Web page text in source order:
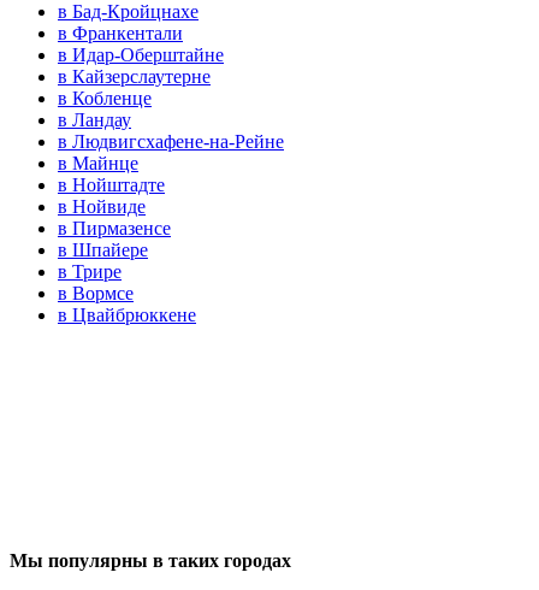
в Бад-Кройцнахе
в Франкентали
в Идар-Оберштайне
в Кайзерслаутерне
в Кобленце
в Ландау
в Людвигсхафене-на-Рейне
в Майнце
в Нойштадте
в Нойвиде
в Пирмазенсе
в Шпайере
в Трире
в Вормсе
в Цвайбрюккене
Мы популярны в таких городах